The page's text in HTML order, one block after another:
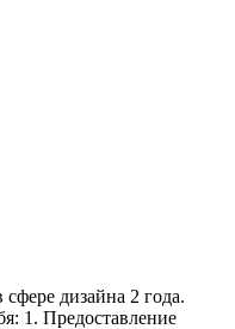
дизайна 2 года.
1. Предоставление